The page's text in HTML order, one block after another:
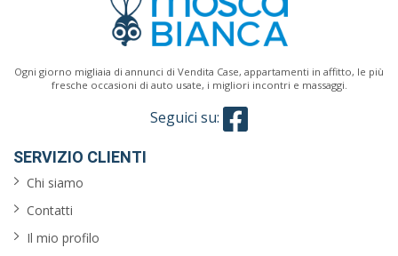
Ogni giorno migliaia di annunci di Vendita Case, appartamenti in affitto, le più
fresche occasioni di auto usate, i migliori incontri e massaggi.
Seguici su:
SERVIZIO CLIENTI
Chi siamo
Contatti
Il mio profilo